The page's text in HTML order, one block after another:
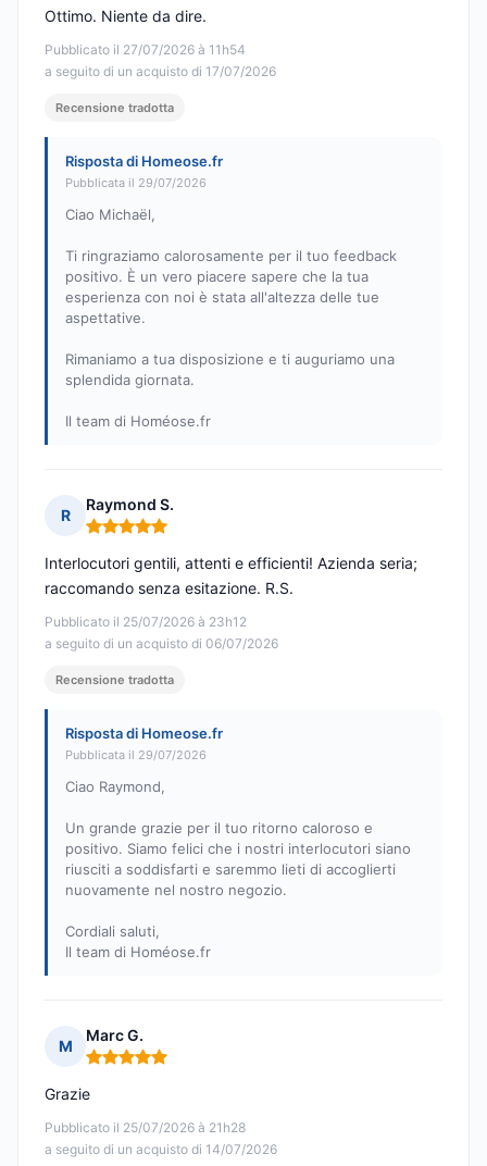
Pubblicato il 27/07/2026 à 11h54
a seguito di un acquisto di 17/07/2026
Ottimo. Niente da dire.
Recensione tradotta
Risposta di Homeose.fr
Pubblicata il 29/07/2026
Ciao Michaël,
Ti ringraziamo calorosamente per il tuo feedback
positivo. È un vero piacere sapere che la tua
esperienza con noi è stata all'altezza delle tue
aspettative.
Rimaniamo a tua disposizione e ti auguriamo una
splendida giornata.
Il team di Homéose.fr
R
Raymond S.
Nota: 5 su 5
Pubblicato il 25/07/2026 à 23h12
a seguito di un acquisto di 06/07/2026
Interlocutori gentili, attenti e efficienti! Azienda seria;
raccomando senza esitazione. R.S.
Recensione tradotta
Risposta di Homeose.fr
Pubblicata il 29/07/2026
Ciao Raymond,
Un grande grazie per il tuo ritorno caloroso e
positivo. Siamo felici che i nostri interlocutori siano
riusciti a soddisfarti e saremmo lieti di accoglierti
nuovamente nel nostro negozio.
Cordiali saluti,
Il team di Homéose.fr
M
Marc G.
Nota: 5 su 5
Pubblicato il 25/07/2026 à 21h28
a seguito di un acquisto di 14/07/2026
Grazie